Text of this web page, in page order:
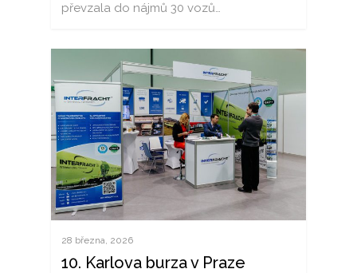
převzala do nájmů 30 vozů…
28 března, 2026
10. Karlova burza v Praze